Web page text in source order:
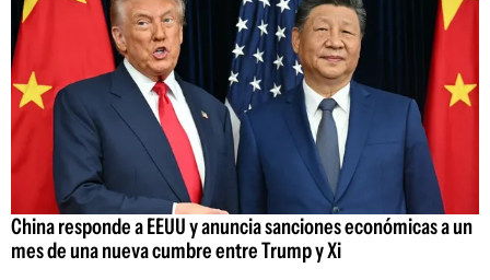
China responde a EEUU y anuncia sanciones económicas a un
mes de una nueva cumbre entre Trump y Xi